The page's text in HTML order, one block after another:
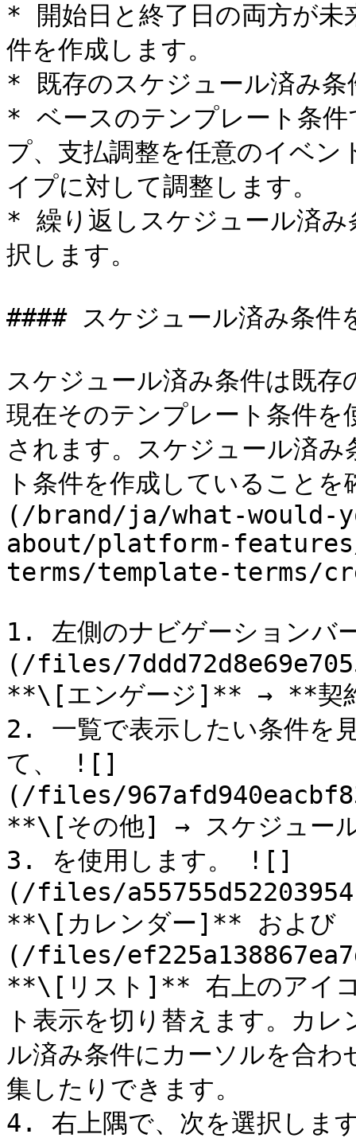
* 開始日と終了日の両方が未
件を作成します。
* 既存のスケジュール済み条
* ベースのテンプレート条件
プ、支払調整を任意のイベ
イプに対して調整します。
* 繰り返しスケジュール済み
択します。
#### スケジュール済み条件
スケジュール済み条件は既
現在そのテンプレート条件
されます。スケジュール済
ト条件を作成していること
(/brand/ja/what-
about/platform-
terms/template-terms/
1. 左側のナビゲーション
(/files/
**\[エンゲージ]** → **契
2. 一覧で表示したい条件を
て、 ![]
(/files/
**\[その他] → スケジュー
3. を使用します。 ![]
(/files/
**\[カレンダー]** およ
(/files/
**\[リスト]** 右上のアイコ
ト表示を切り替えます。カ
ル済み条件にカーソルを合
集したりできます。
4. 右上隅で、次を選択し